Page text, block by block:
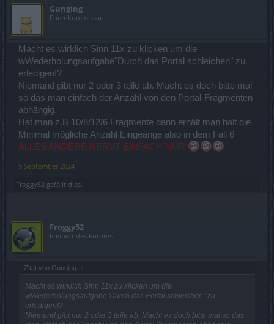
Gunging
Forenkommissar
Macht es wirklich Sinn 11x zu klicken um die
wWederholungsaufgabe"Durch das Portal schleichen" zu
erledigen!?
Niemand gibt nur 2 oder 3 teile ab. Macht es doch bitte mal
so das man einfach der Anzahl von den Portal-Fragmenten
abhängig.
Hat man z.B 10/8/12/6 Fragmente dann erhält man halt die
Minimal mögliche Anzahl Eingeänge also in dem Fall 6
ALLES ANDERE NERVT EINFACH NUR
9 September 2024
Froggy52 gefällt dies.
Froggy52
Freiherr des Forums
Zitat von Gunging: ↑
Macht es wirklich Sinn 11x zu klicken um die
wWederholungsaufgabe"Durch das Portal schleichen" zu
erledigen!?
Niemand gibt nur 2 oder 3 teile ab. Macht es doch bitte mal so das